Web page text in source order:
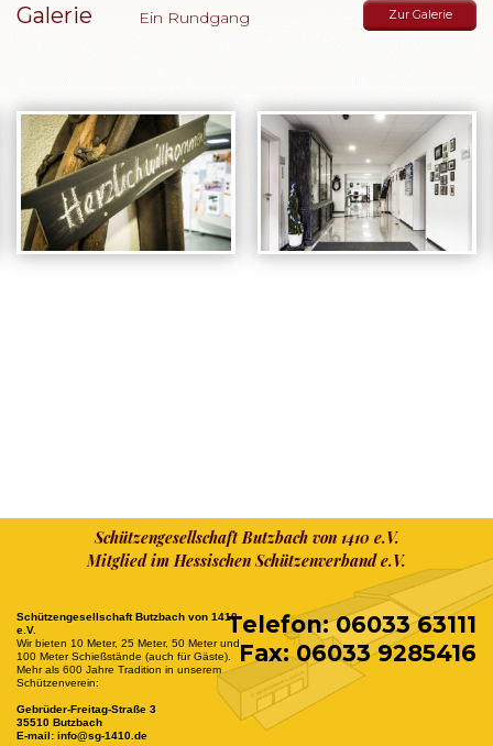
Galerie Ein Rundgang Zur Galerie
Schützengesellschaft Butzbach von 1410 e.V.
Mitglied im Hessischen Schützenverband e.V.
Schützengesellschaft Butzbach von 1410
e.V.
Wir bieten 10 Meter, 25 Meter, 50 Meter und
100 Meter Schießstände (auch für Gäste).
Mehr als 600 Jahre Tradition in unserem
Schützenverein:
Gebrüder-Freitag-Straße 3
35510 Butzbach
E-mail:info@sg-1410.de
Telefon: 06033 63111
Fax: 06033 9285416